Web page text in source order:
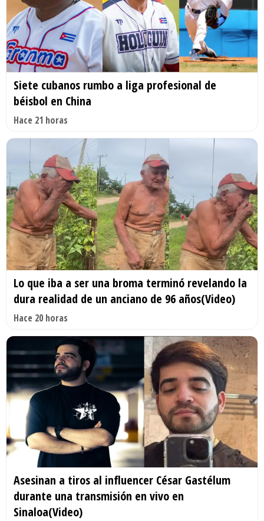
Siete cubanos rumbo a liga profesional de
béisbol en China
Hace 21 horas
Lo que iba a ser una broma terminó revelando la
dura realidad de un anciano de 96 años(Video)
Hace 20 horas
Asesinan a tiros al influencer César Gastélum
durante una transmisión en vivo en
Sinaloa(Video)